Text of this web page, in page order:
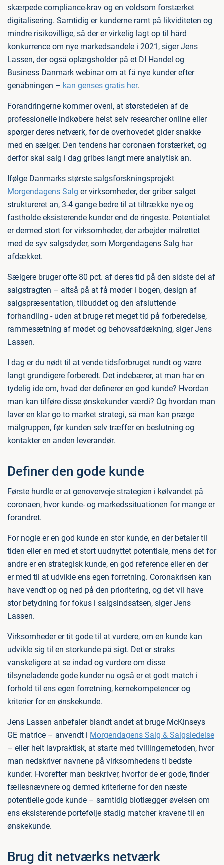
skærpede compliance-krav og en voldsom forstærket
digitalisering. Samtidig er kunderne ramt på likviditeten og
mindre risikovillige, så der er virkelig lagt op til hård
konkurrence om nye markedsandele i 2021, siger Jens
Lassen, der også oplægsholder på et DI Handel og
Business Danmark webinar om at få nye kunder efter
genåbningen – kan genses gratis her.
Forandringerne kommer oveni, at størstedelen af de
professionelle indkøbere helst selv researcher online eller
spørger deres netværk, før de overhovedet gider snakke
med en sælger. Den tendens har coronaen forstærket, og
derfor skal salg i dag gribes langt mere analytisk an.
Ifølge Danmarks største salgsforskningsprojekt
Morgendagens Salg er virksomheder, der griber salget
struktureret an, 3-4 gange bedre til at tiltrække nye og
fastholde eksisterende kunder end de ringeste. Potentialet
er dermed stort for virksomheder, der arbejder målrettet
med de syv salgsdyder, som Morgendagens Salg har
afdækket.
Sælgere bruger ofte 80 pct. af deres tid på den sidste del af
salgstragten – altså på at få møder i bogen, design af
salgspræsentation, tilbuddet og den afsluttende
forhandling - uden at bruge ret meget tid på forberedelse,
rammesætning af mødet og behovsafdækning, siger Jens
Lassen.
I dag er du nødt til at vende tidsforbruget rundt og være
langt grundigere forberedt. Det indebærer, at man har en
tydelig ide om, hvad der definerer en god kunde? Hvordan
man kan tilføre disse ønskekunder værdi? Og hvordan man
laver en klar go to market strategi, så man kan præge
målgruppen, før kunden selv træffer en beslutning og
kontakter en anden leverandør.
Definer den gode kunde
Første hurdle er at genoverveje strategien i kølvandet på
coronaen, hvor kunde- og markedssituationen for mange er
forandret.
For nogle er en god kunde en stor kunde, en der betaler til
tiden eller en med et stort uudnyttet potentiale, mens det for
andre er en strategisk kunde, en god reference eller en der
er med til at udvikle ens egen forretning. Coronakrisen kan
have vendt op og ned på den prioritering, og det vil have
stor betydning for fokus i salgsindsatsen, siger Jens
Lassen.
Virksomheder er tit gode til at vurdere, om en kunde kan
udvikle sig til en storkunde på sigt. Det er straks
vanskeligere at se indad og vurdere om disse
tilsyneladende gode kunder nu også er et godt match i
forhold til ens egen forretning, kernekompetencer og
kriterier for en ønskekunde.
Jens Lassen anbefaler blandt andet at bruge McKinseys
GE matrice – anvendt i Morgendagens Salg & Salgsledelse
– eller helt lavpraktisk, at starte med tvillingemetoden, hvor
man nedskriver navnene på virksomhedens ti bedste
kunder. Hvorefter man beskriver, hvorfor de er gode, finder
fællesnævnere og dermed kriterierne for den næste
potentielle gode kunde – samtidig blotlægger øvelsen om
ens eksisterende portefølje stadig matcher kravene til en
ønskekunde.
Brug dit netværks netværk